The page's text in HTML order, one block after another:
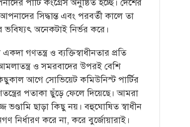
পার্টি কংগ্রেস অনুষ্ঠিত হচ্ছে। দেশের
সিদ্ধান্ত এবং পরবর্তী কালে তা
অনেকটাই নির্ভর করে।
গণতন্ত্র ও ব্যক্তিস্বাধীনতার প্রতি
আমলাতন্ত্র ও সমরবাদের উপরই বেশি
আগে সোভিয়েট কমিউনিস্ট পার্টির
পতাকা ছুঁড়ে ফেলে দিয়েছে। আমরা
ভণ্ডামি ছাড়া কিছু নয়। বহুঘোষিত স্বাধীন
নির্ধারণ করে না, করে বুর্জোয়ারাই।